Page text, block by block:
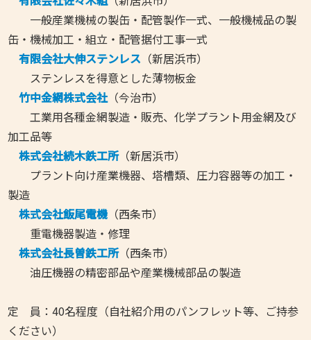
一般産業機械の製缶・配管製作一式、一般機械品の製
缶・機械加工・組立・配管据付工事一式
有限会社大伸ステンレス （新居浜市）
ステンレスを得意とした薄物板金
竹中金網株式会社（今治市）
工業用各種金網製造・販売、化学プラント用金網及び
加工品等
株式会社続木鉄工所（新居浜市）
プラント向け産業機器、塔槽類、圧力容器等の加工・
製造
株式会社飯尾電機 （西条市）
重電機器製造・修理
株式会社長曽鉄工所（西条市）
油圧機器の精密部品や産業機械部品の製造
定 員：40名程度（自社紹介用のパンフレット等、ご持参
ください）